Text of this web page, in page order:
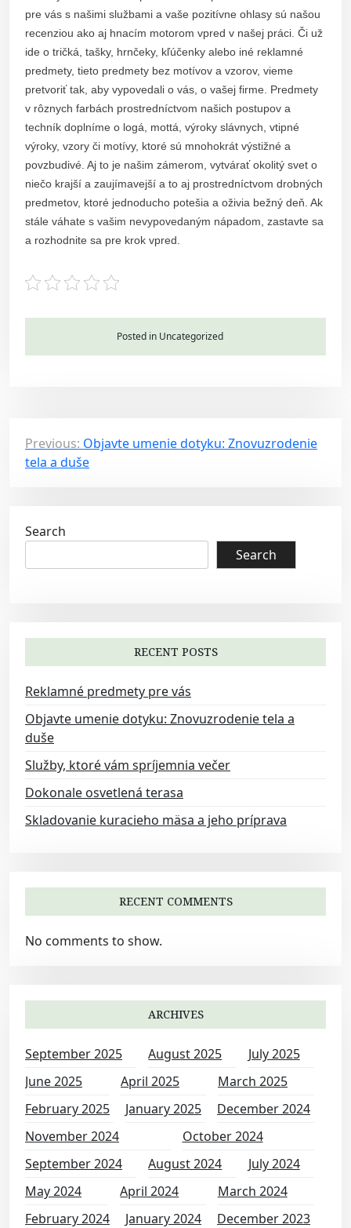
pre vás s našimi službami a vaše pozitívne ohlasy sú našou
recenziou ako aj hnacím motorom vpred v našej práci. Či už
ide o tričká, tašky, hrnčeky, kľúčenky alebo iné reklamné
predmety, tieto predmety bez motívov a vzorov, vieme
pretvoriť tak, aby vypovedali o vás, o vašej firme. Predmety
v rôznych farbách prostredníctvom našich postupov a
techník doplníme o logá, mottá, výroky slávnych, vtipné
výroky, vzory či motívy, ktoré sú mnohokrát výstižné a
povzbudivé. Aj to je našim zámerom, vytvárať okolitý svet o
niečo krajší a zaujímavejší a to aj prostredníctvom drobných
predmetov, ktoré jednoducho potešia a oživia bežný deň. Ak
stále váhate s vašim nevypovedaným nápadom, zastavte sa
a rozhodnite sa pre krok vpred.
Posted in Uncategorized
P
o
n
a
g
t
i
o
n
Previous: Objavte umenie dotyku: Znovuzrodenie
tela a duše
Search
Search
RECENT POSTS
Reklamné predmety pre vás
Objavte umenie dotyku: Znovuzrodenie tela a
duše
Služby, ktoré vám spríjemnia večer
Dokonale osvetlená terasa
Skladovanie kuracieho mäsa a jeho príprava
RECENT COMMENTS
No comments to show.
ARCHIVES
September 2025 August 2025
July 2025
June 2025
April 2025
March 2025
February 2025
January 2025
December 2024
November 2024
October 2024
September 2024
August 2024
July 2024
May 2024
April 2024
March 2024
February 2024
January 2024
December 2023